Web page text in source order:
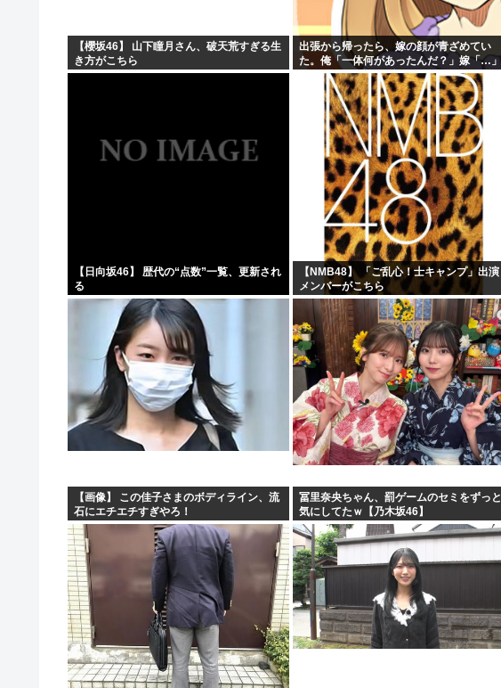
【櫻坂46】 山下瞳月さん、破天荒すぎる生
き方がこちら
出張から帰ったら、嫁の顔が青ざめてい
た。俺「一体何があったんだ？」嫁「…」
→子供たちに話を聞くと…
【日向坂46】 歴代の“点数”一覧、更新され
る
【NMB48】 「ご乱心！士キャンプ」出演
メンバーがこちら
【画像】 この佳子さまのボディライン、流
石にエチエチすぎやろ！
冨里奈央ちゃん、罰ゲームのセミをずっと
気にしてたｗ【乃木坂46】